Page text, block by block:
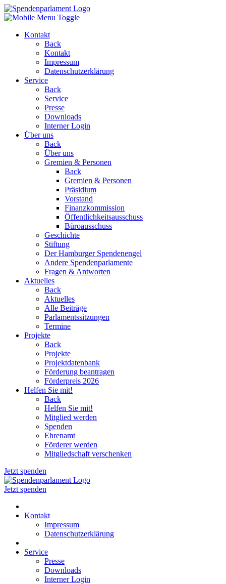
Kontakt
Back
Kontakt
Impressum
Datenschutzerklärung
Service
Back
Service
Presse
Downloads
Interner Login
Über uns
Back
Über uns
Gremien & Personen
Back
Gremien & Personen
Präsidium
Vorstand
Finanzkommission
Öffentlichkeitsausschuss
Büroausschuss
Geschichte
Stiftung
Der Hamburger Spendenengel
Andere Spendenparlamente
Fragen & Antworten
Aktuelles
Back
Aktuelles
Alle Beiträge
Parlamentssitzungen
Termine
Projekte
Back
Projekte
Projektdatenbank
Förderung beantragen
Förderpreis 2026
Helfen Sie mit!
Back
Helfen Sie mit!
Mitglied werden
Spenden
Ehrenamt
Förderer werden
Mitgliedschaft verschenken
Jetzt spenden
Jetzt spenden
Kontakt
Impressum
Datenschutzerklärung
Service
Presse
Downloads
Interner Login